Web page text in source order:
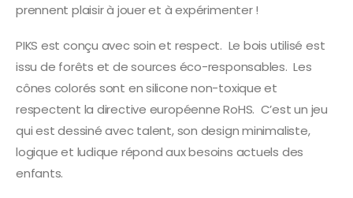
prennent plaisir à jouer et à expérimenter !
PIKS est conçu avec soin et respect. Le bois utilisé est
issu de forêts et de sources éco-responsables. Les
cônes colorés sont en silicone non-toxique et
respectent la directive européenne RoHS. C’est un jeu
qui est dessiné avec talent, son design minimaliste,
logique et ludique répond aux besoins actuels des
enfants.